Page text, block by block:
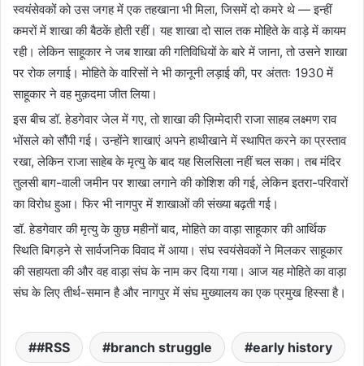
स्वयंसेवकों को उस जगह में एक तहखाना भी मिला, जिसमें दो कमरे थे — इन्हीं
कमरों में शाखा की बैठकें होती रहीं। यह शाखा दो साल तक मोहिते के वाड़े में कायम
रही। लेकिन साहूकार ने जब शाखा की गतिविधियों के बारे में जाना, तो उसने शाखा
पर रोक लगाई। मोहिते के वारिसों ने भी कानूनी लड़ाई की, पर अंततः 1930 में
साहूकार ने वह मुक़दमा जीत लिया।
इस बीच डॉ. हेडगेवार जेल में गए, तो शाखा की ज़िम्मेदारी राजा साहब लक्ष्मण राव
भोंसले को सौंपी गई। उन्होंने शाखाएं अपने हाथीखाने में स्थापित करने का प्रस्ताव
रखा, लेकिन राजा साहेब के मृत्यु के बाद यह सिलसिला नहीं चल सका। तब मंदिर
तुलसी बाग-वाली जमीन पर शाखा लगाने की कोशिश की गई, लेकिन इतरा-परिवारों
का विरोध हुआ। फिर भी नागपुर में शाखाओं की संख्या बढ़ती गई।
डॉ. हेडगेवार की मृत्यु के कुछ महीनों बाद, मोहिते का वाड़ा साहूकार की आर्थिक
स्थिति बिगड़ने से सार्वजनिक विवाद में आया। संघ स्वयंसेवकों ने मिलकर साहूकार
की सहायता की और वह वाड़ा संघ के नाम कर दिया गया। आज यह मोहिते का वाड़ा
संघ के लिए तीर्थ-समान है और नागपुर में संघ मुख्यालय का एक प्रमुख हिस्सा है।
#RSS branch struggle early history